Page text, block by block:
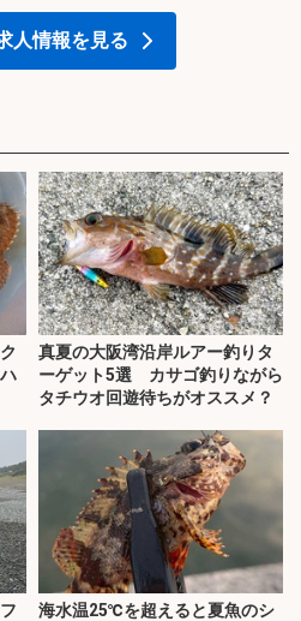
人情報を見る
真夏の大阪湾沿岸ルアー釣りタ
ーゲット5選 カサゴ釣りながら
タチウオ回遊待ちがオススメ？
海水温25℃を超えると夏魚のシ